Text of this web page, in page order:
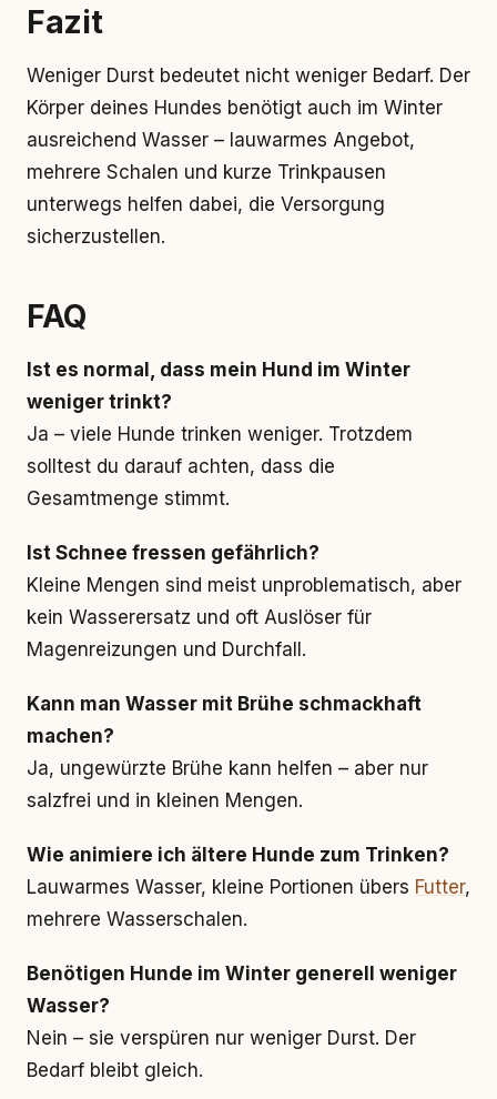
Fazit
Weniger Durst bedeutet nicht weniger Bedarf. Der
Körper deines Hundes benötigt auch im Winter
ausreichend Wasser – lauwarmes Angebot,
mehrere Schalen und kurze Trinkpausen
unterwegs helfen dabei, die Versorgung
sicherzustellen.
FAQ
Ist es normal, dass mein Hund im Winter
weniger trinkt?
Ja – viele Hunde trinken weniger. Trotzdem
solltest du darauf achten, dass die
Gesamtmenge stimmt.
Ist Schnee fressen gefährlich?
Kleine Mengen sind meist unproblematisch, aber
kein Wasserersatz und oft Auslöser für
Magenreizungen und Durchfall.
Kann man Wasser mit Brühe schmackhaft
machen?
Ja, ungewürzte Brühe kann helfen – aber nur
salzfrei und in kleinen Mengen.
Wie animiere ich ältere Hunde zum Trinken?
Lauwarmes Wasser, kleine Portionen übers Futter,
mehrere Wasserschalen.
Benötigen Hunde im Winter generell weniger
Wasser?
Nein – sie verspüren nur weniger Durst. Der
Bedarf bleibt gleich.